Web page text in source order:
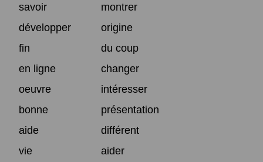
savoir
montrer
développer
origine
fin
du coup
en ligne
changer
oeuvre
intéresser
bonne
présentation
aide
différent
vie
aider